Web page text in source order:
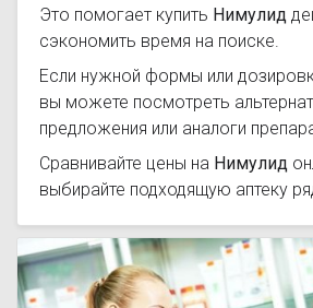
Это помогает купить Нимулид
сэкономить время на поиске.
Если нужной формы или
вы можете посмотреть
предложения или аналоги
Сравнивайте цены на Нимулид
выбирайте подходящую аптеку